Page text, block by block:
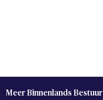
Meer Binnenlands Bestuur